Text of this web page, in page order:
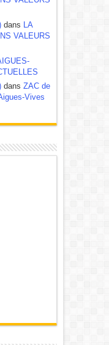
dans LA
VALEURS
dans ZAC de
Vives